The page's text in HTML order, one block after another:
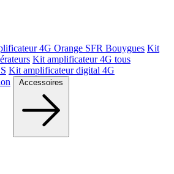
4G Orange SFR Bouygues Kit
Kit amplificateur 4G tous
Kit amplificateur digital 4G
Accessoires